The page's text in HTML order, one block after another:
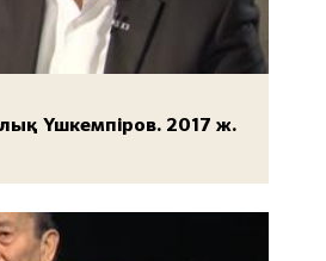
Үшкемпіров. 2017 ж.